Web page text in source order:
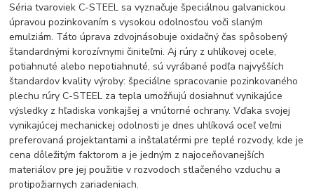
Séria tvaroviek C-STEEL sa vyznačuje špeciálnou galvanickou
úpravou pozinkovaním s vysokou odolnosťou voči slaným
emulziám. Táto úprava zdvojnásobuje oxidačný čas spôsobený
štandardnými korozívnymi činiteľmi. Aj rúry z uhlíkovej ocele,
potiahnuté alebo nepotiahnuté, sú vyrábané podľa najvyšších
štandardov kvality výroby: špeciálne spracovanie pozinkovaného
plechu rúry C-STEEL za tepla umožňujú dosiahnuť vynikajúce
výsledky z hľadiska vonkajšej a vnútorné ochrany. Vďaka svojej
vynikajúcej mechanickej odolnosti je dnes uhlíková oceľ veľmi
preferovaná projektantami a inštalatérmi pre teplé rozvody, kde je
cena dôležitým faktorom a je jedným z najoceňovanejších
materiálov pre jej použitie v rozvodoch stlačeného vzduchu a
protipožiarnych zariadeniach.